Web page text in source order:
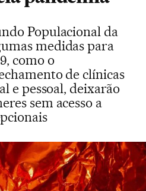
Populacional da
medidas para
como o
de clínicas
e pessoal, deixarão
sem acesso a